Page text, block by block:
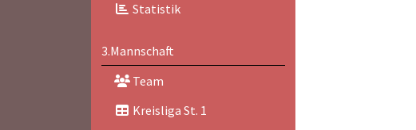
Statistik
3.Mannschaft
Team
Kreisliga St. 1